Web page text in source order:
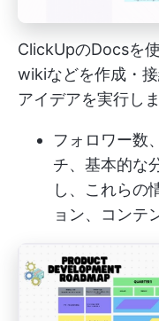
ClickUpのDocsを
wikiなどを作成・
アイデアを実行しま
フォロワー数
チ、基本的な
し、これらの
ョン、コンテ